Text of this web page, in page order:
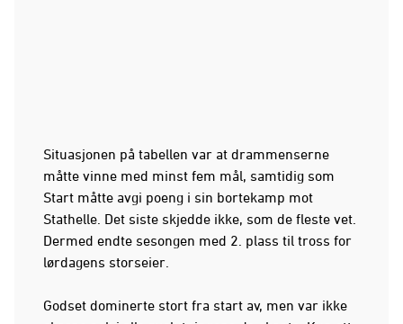
Situasjonen på tabellen var at drammenserne
måtte vinne med minst fem mål, samtidig som
Start måtte avgi poeng i sin bortekamp mot
Stathelle. Det siste skjedde ikke, som de fleste vet.
Dermed endte sesongen med 2. plass til tross for
lørdagens storseier.
Godset dominerte stort fra start av, men var ikke